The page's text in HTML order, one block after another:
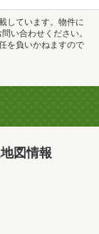
しています。物件に
い合わせください。
を負いかねますので
図情報